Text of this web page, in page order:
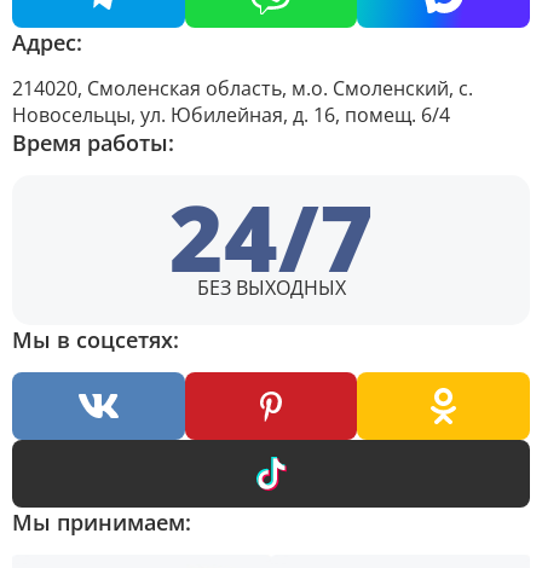
Адрес:
214020, Смоленская область, м.о. Смоленский, с.
Новосельцы, ул. Юбилейная, д. 16, помещ. 6/4
Время работы:
24/7
БЕЗ ВЫХОДНЫХ
Мы в соцсетях:
Мы принимаем: